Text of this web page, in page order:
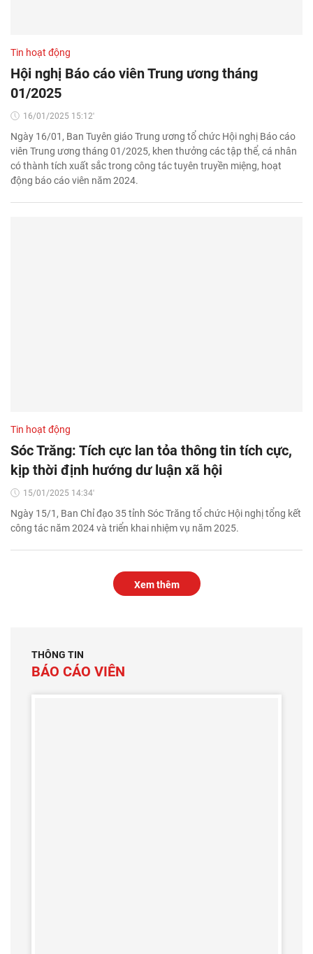
Tin hoạt động
Hội nghị Báo cáo viên Trung ương tháng
01/2025
16/01/2025 15:12'
Ngày 16/01, Ban Tuyên giáo Trung ương tổ chức Hội nghị Báo cáo
viên Trung ương tháng 01/2025, khen thưởng các tập thể, cá nhân
có thành tích xuất sắc trong công tác tuyên truyền miệng, hoạt
động báo cáo viên năm 2024.
Tin hoạt động
Sóc Trăng: Tích cực lan tỏa thông tin tích cực,
kịp thời định hướng dư luận xã hội
15/01/2025 14:34'
Ngày 15/1, Ban Chỉ đạo 35 tỉnh Sóc Trăng tổ chức Hội nghị tổng kết
công tác năm 2024 và triển khai nhiệm vụ năm 2025.
Xem thêm
THÔNG TIN
BÁO CÁO VIÊN